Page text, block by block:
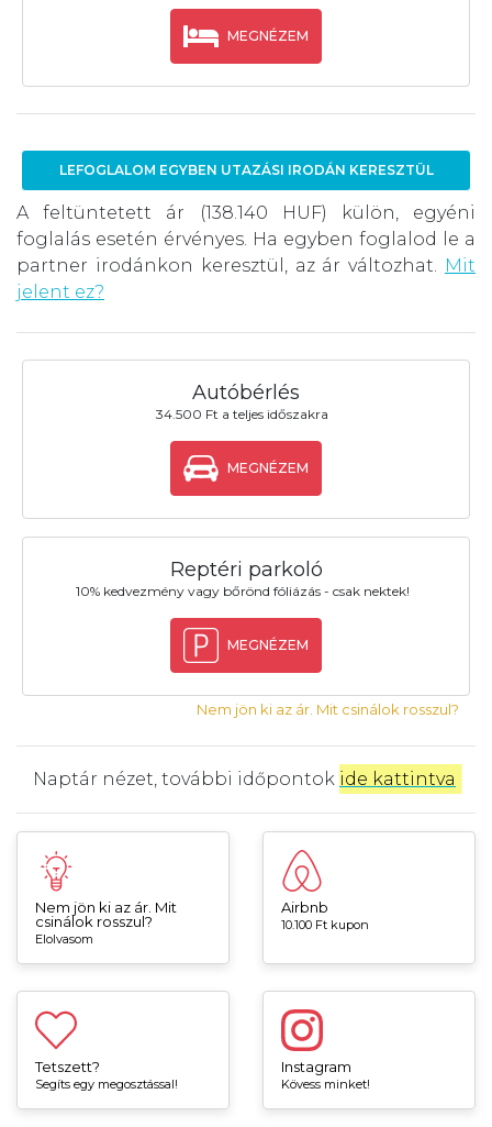
MEGNÉZEM
LEFOGLALOM EGYBEN UTAZÁSI IRODÁN KERESZTÜL
A feltüntetett ár (138.140 HUF) külön, egyéni
foglalás esetén érvényes. Ha egyben foglalod le a
partner irodánkon keresztül, az ár változhat.
Mit
jelent ez?
Autóbérlés
34.500 Ft a teljes időszakra
MEGNÉZEM
Reptéri parkoló
10% kedvezmény vagy bőrönd fóliázás - csak nektek!
MEGNÉZEM
Nem jön ki az ár. Mit csinálok rosszul?
Naptár nézet, további időpontok ide kattintva
Nem jön ki az ár. Mit
csinálok rosszul?
Elolvasom
Airbnb
10.100 Ft kupon
Tetszett?
Segíts egy megosztással!
Instagram
Kövess minket!